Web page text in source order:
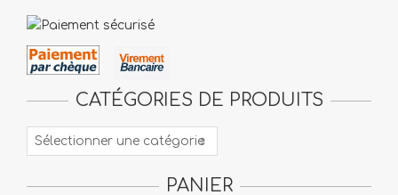
CATÉGORIES DE PRODUITS
PANIER